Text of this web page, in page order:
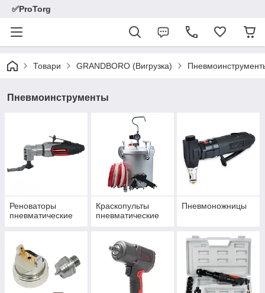
✅ProTorg
Товари GRANDBORO (Вигрузка)
Пневмоинструменты
Реноваторы
пневматические
Краскопульты
пневматические
Пневмоножницы